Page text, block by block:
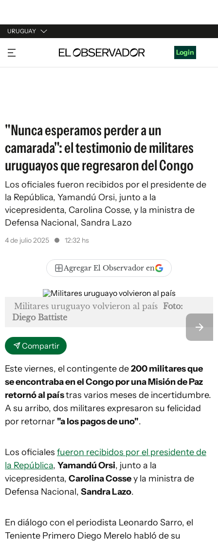
URUGUAY
URUGUAY
ARGENTINA
Login
"Nunca esperamos perder a un
camarada": el testimonio de militares
uruguayos que regresaron del Congo
Los oficiales fueron recibidos por el presidente de
la República, Yamandú Orsi, junto a la
vicepresidenta, Carolina Cosse, y la ministra de
Defensa Nacional, Sandra Lazo
4 de julio 2025 12:32 hs
Agregar El Observador en
Militares uruguayo volvieron al país Foto:
Diego Battiste
Compartir
Este viernes, el contingente de200 militares que
se encontraba en el Congo por una Misión de Paz
retornó al paístras varios meses de incertidumbre.
A su arribo, dos militares expresaron su felicidad
por retornar "a los pagos de uno".
Los oficiales fueron recibidos por el presidente de
la República, Yamandú Orsi, junto a la
vicepresidenta, Carolina Cossey la ministra de
Defensa Nacional, Sandra Lazo.
En diálogo con el periodista Leonardo Sarro, el
Teniente Primero Diego Merelo habló de su